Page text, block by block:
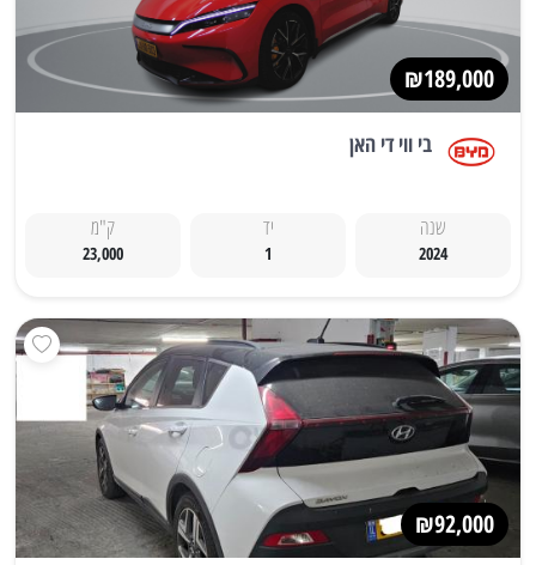
₪189,000
בי ווי די האן
שנה
2024
יד
1
ק"מ
23,000
₪92,000